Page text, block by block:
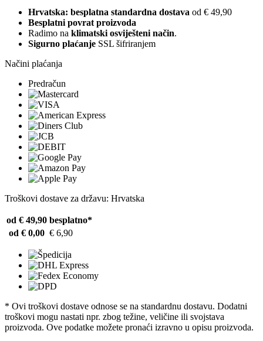
Hrvatska: besplatna standardna dostava od € 49,90
Besplatni povrat proizvoda
Radimo na klimatski osviješteni način.
Sigurno plaćanje SSL šifriranjem
Načini plaćanja
Predračun
Troškovi dostave za državu: Hrvatska
od € 49,90 besplatno*
od € 0,00 € 6,90
* Ovi troškovi dostave odnose se na standardnu ​​dostavu. Dodatni
troškovi mogu nastati npr. zbog težine, veličine ili svojstava
proizvoda. Ove podatke možete pronaći izravno u opisu proizvoda.